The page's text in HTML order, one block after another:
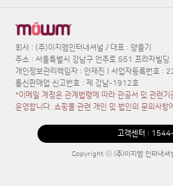
회사 : (주)이지엠인터내셔널 / 대표 : 양을기
주소 : 서울특별시 강남구 언주로 551 프라자빌딩
개인정보관리책임자 : 안재진 | 사업자등록번호
통신판매업 신고번호 : 제 강남-1912호
*이메일 계정은 관계법령에 따라 관공서 및 관련기
운영합니다. 쇼핑몰 관련 개인 및 법인의 문의사항
고객센터 :
Copyright ⓒ (주)이지엠 인터내